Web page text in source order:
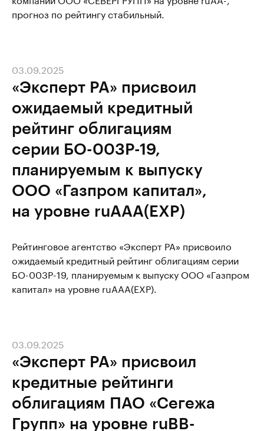
прогноз по рейтингу стабильный.
«Эксперт РА» присвоил
ожидаемый кредитный
рейтинг облигациям
серии БО-003Р-19,
планируемым к выпуску
ООО «Газпром капитал»,
на уровне ruAAA(EXP)
03.09.2025
Рейтинговое агентство «Эксперт РА» присвоило
ожидаемый кредитный рейтинг облигациям серии
БО-003Р-19, планируемым к выпуску ООО «Газпром
капитал» на уровне ruAAA(EXP).
«Эксперт РА» присвоил
кредитные рейтинги
облигациям ПАО «Сегежа
Групп» на уровне ruBB-
03.09.2025